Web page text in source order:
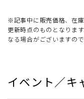
※記事中に販売価格、在
更新時点のものとなりま
なる場合がございますの
イベント／キ